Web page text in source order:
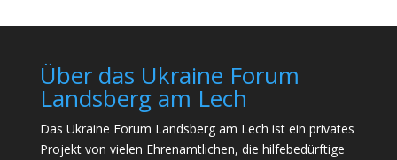
Über das Ukraine Forum
Landsberg am Lech
Das Ukraine Forum Landsberg am Lech ist ein privates
Projekt von vielen Ehrenamtlichen, die hilfebedürftige